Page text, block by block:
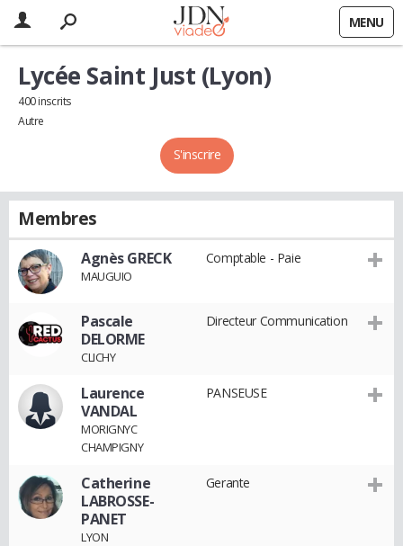
MENU
S'inscrire
Lycée Saint Just (Lyon)
400 inscrits
Autre
Membres
Agnès GRECK
MAUGUIO
Comptable - Paie
Pascale
DELORME
CLICHY
Directeur Communication
Laurence
VANDAL
MORIGNYC
CHAMPIGNY
PANSEUSE
Catherine
LABROSSE-
PANET
LYON
Gerante